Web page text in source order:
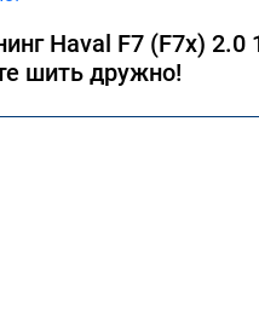
Haval F7 (F7x) 2.0
шить дружно!